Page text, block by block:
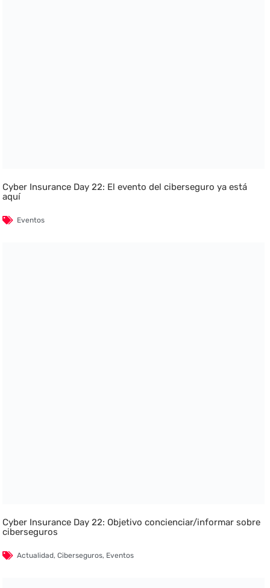
Cyber Insurance Day 22: El evento del ciberseguro ya está
aquí
Eventos
Cyber Insurance Day 22: Objetivo concienciar/informar sobre
ciberseguros
Actualidad,Ciberseguros, Eventos